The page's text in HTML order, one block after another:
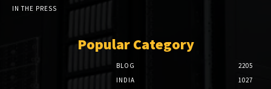
IN THE PRESS
Popular Category
BLOG
2205
INDIA
1027